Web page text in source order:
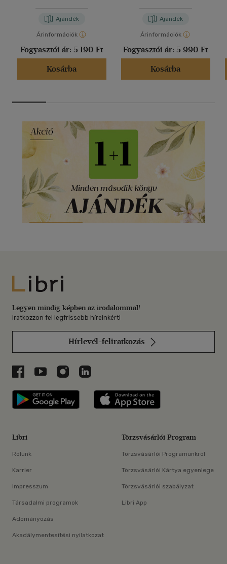
Ajándék
Árinformációk
Fogyasztói ár: 5 190 Ft
Kosárba
Ajándék
Árinformációk
Fogyasztói ár: 5 990 Ft
Kosárba
Libri
Legyen mindig képben az irodalommal!
Iratkozzon fel legfrissebb híreinkért!
Hírlevél-feliratkozás
Libri a Facebookon
Libri a Youtube-on
Libri az Instagramon
Libri a LinkedInen
Libri applikáció Szerezd meg: Google
Libri
Rólunk
Karrier
Impresszum
Társadalmi programok
Adományozás
Akadálymentesítési nyilatkozat
Törzsvásárlói Program
Törzsvásárlói Programunkról
Törzsvásárlói Kártya egyenlege
Törzsvásárlói szabályzat
Libri App